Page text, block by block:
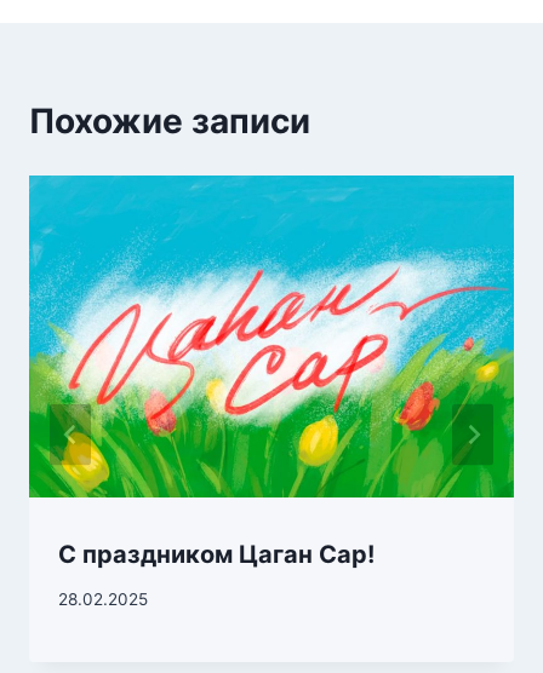
Похожие записи
С праздником Цаган Сар!
28.02.2025